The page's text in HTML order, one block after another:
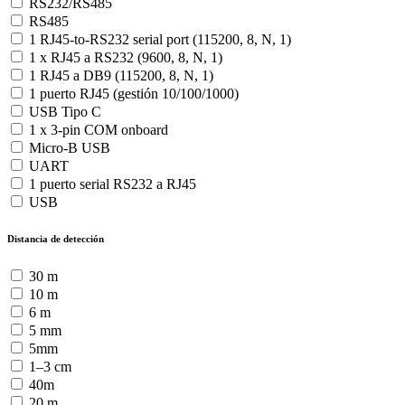
RS485
1 RJ45-to-RS232 serial port (115200, 8, N, 1)
1 x RJ45 a RS232 (9600, 8, N, 1)
1 RJ45 a DB9 (115200, 8, N, 1)
1 puerto RJ45 (gestión 10/100/1000)
USB Tipo C
1 x 3-pin COM onboard
Micro-B USB
UART
1 puerto serial RS232 a RJ45
USB
Distancia de detección
30 m
10 m
6 m
5 mm
5mm
1–3 cm
40m